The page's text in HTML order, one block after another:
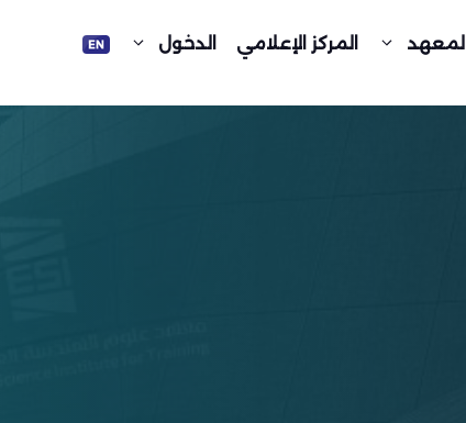
المركز الإعلامي الدخول